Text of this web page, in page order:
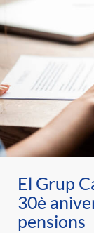
El Grup
30è
pensions